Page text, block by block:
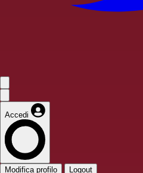
Accedi
Modifica profilo Logout